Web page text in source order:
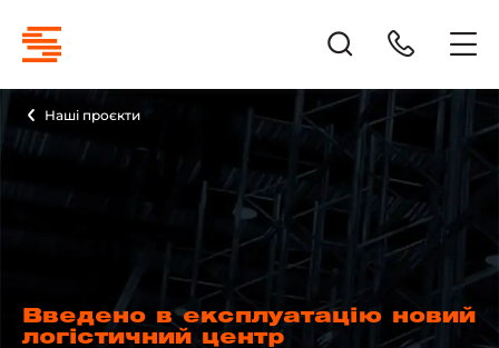
Наші проєкти
Введено в експлуатацію новий
логістичний центр